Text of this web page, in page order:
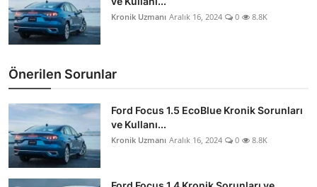
Kronik Uzmanı Aralık 16, 2024 0 8.8K
Önerilen Sorunlar
Ford Focus 1.5 EcoBlue Kronik Sorunları
ve Kullanı...
Kronik Uzmanı Aralık 16, 2024 0 8.8K